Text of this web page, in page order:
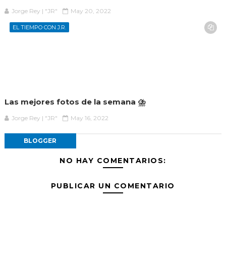
Jorge Rey | "JR" May 20, 2022
EL TIEMPO CON J.R.
Las mejores fotos de la semana ⛈️
Jorge Rey | "JR" May 16, 2022
BLOGGER
NO HAY COMENTARIOS:
PUBLICAR UN COMENTARIO